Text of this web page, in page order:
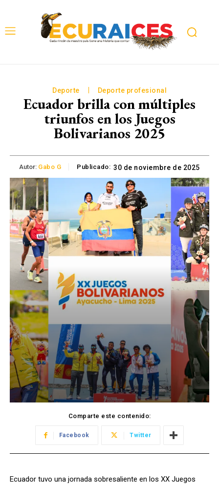
Deporte Deporte profesional
Ecuador brilla con múltiples
triunfos en los Juegos
Bolivarianos 2025
Autor: Gabo G Publicado: 30 de noviembre de 2025
Comparte este contenido:
Facebook Twitter
Ecuador tuvo una jornada sobresaliente en los XX Juegos